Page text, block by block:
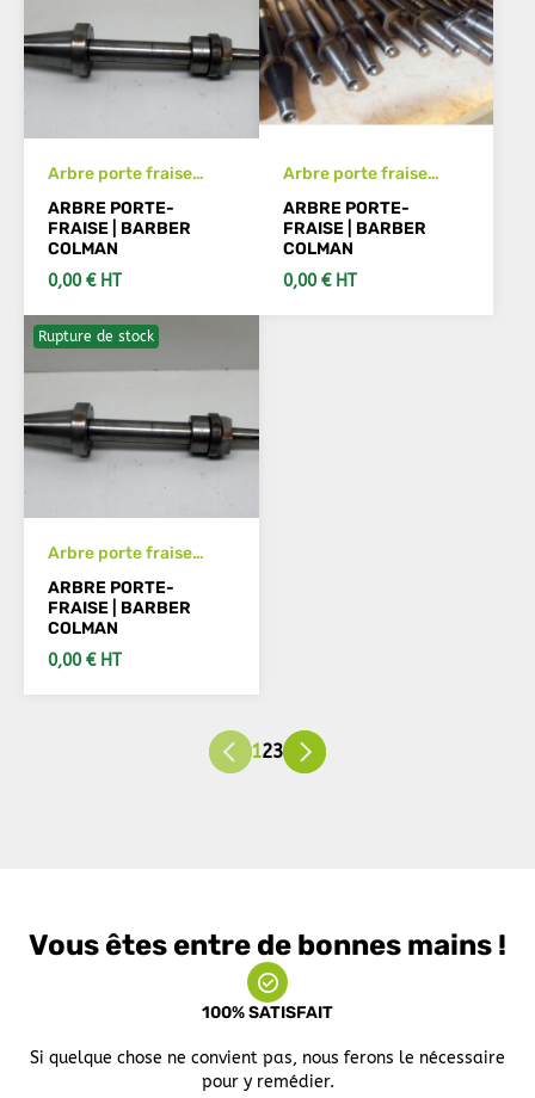
Arbre porte fraise
BARBER COLMAN
diam. 40 mm
ARBRE PORTE-
FRAISE | BARBER
COLMAN
0,00 € HT
VOIR LES DÉTAILS
Arbre porte fraise
BARBER COLMAN
diam. 38 mm
ARBRE PORTE-
FRAISE | BARBER
COLMAN
0,00 € HT
Rupture de stock
Arbre porte fraise
BARBER COLMAN
diam. 31.75 mm
ARBRE PORTE-
FRAISE | BARBER
COLMAN
0,00 € HT
123
Vous êtes entre de bonnes mains !
100% SATISFAIT
Si quelque chose ne convient pas, nous ferons le nécessaire
pour y remédier.